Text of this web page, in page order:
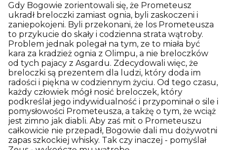
Gdy Bogowie zorientowali się, że Prometeusz
ukradł breloczki zamiast ognia, byli zaskoczeni i
zaniepokojeni. Byli przekonani, że los Prometeusza
to przykucie do skały i codzienna strata wątroby.
Problem jednak polegał na tym, ze to miała być
kara za kradzież ognia z Olimpu, a nie breloczków
od tych pajacy z Asgardu. Zdecydowali więc, że
breloczki są prezentem dla ludzi, który doda im
radości i piękna w codziennym życiu. Od tego czasu,
każdy człowiek mógł nosić breloczek, który
podkreślał jego indywidualność i przypominał o sile i
pomysłowości Prometeusza, a takżę o tym, że wciąż
jest zimno jak diabli. Aby zaś mit o Prometeuszu
całkowicie nie przepadł, Bogowie dali mu dożywotni
zapas szkockiej whisky. Tak czy inaczej - pomyślał